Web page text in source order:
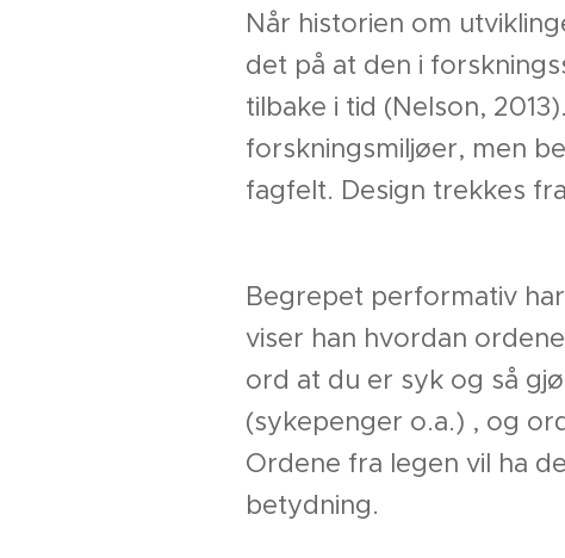
Når historien om
det på at den i
tilbake i tid (Nelson,
forskningsmiljøer, men
fagfelt. Design trekkes
Begrepet performativ
viser han hvordan
ord at du er syk og så
(sykepenger o.a.) , og
Ordene fra legen vil ha
betydning.